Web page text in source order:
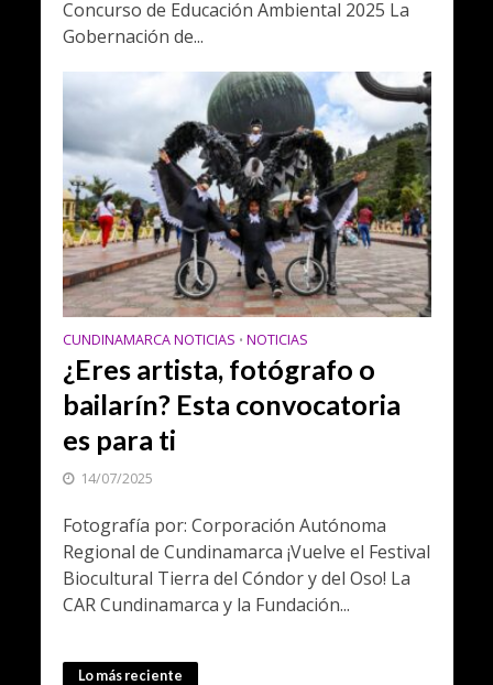
Concurso de Educación Ambiental 2025 La
Gobernación de...
CUNDINAMARCA NOTICIAS • NOTICIAS
¿Eres artista, fotógrafo o
bailarín? Esta convocatoria
es para ti
14/07/2025
Fotografía por: Corporación Autónoma
Regional de Cundinamarca ¡Vuelve el Festival
Biocultural Tierra del Cóndor y del Oso! La
CAR Cundinamarca y la Fundación...
Lo más reciente